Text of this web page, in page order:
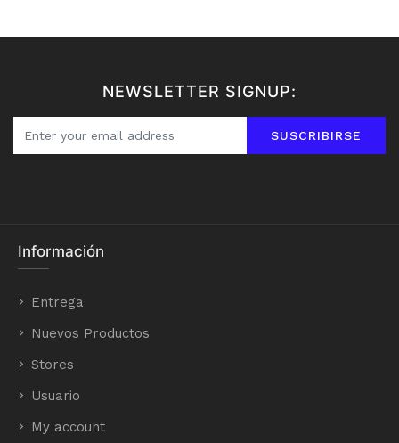
NEWSLETTER SIGNUP:
SUSCRIBIRSE
Información
Entrega
Nuevos Productos
Stores
Usuario
My account